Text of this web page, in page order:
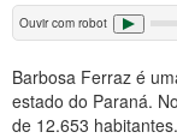
Ouvir com robot
Barbosa Ferraz é
estado do Paraná.
de 12.653 habitantes.